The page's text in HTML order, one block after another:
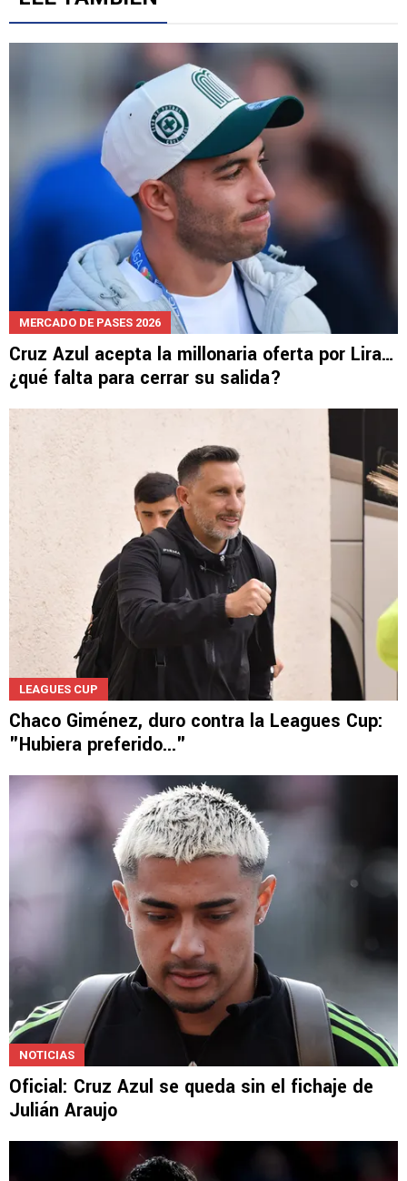
MERCADO DE PASES 2026
Cruz Azul acepta la millonaria oferta por Lira…
¿qué falta para cerrar su salida?
LEAGUES CUP
Chaco Giménez, duro contra la Leagues Cup:
"Hubiera preferido..."
NOTICIAS
Oficial: Cruz Azul se queda sin el fichaje de
Julián Araujo